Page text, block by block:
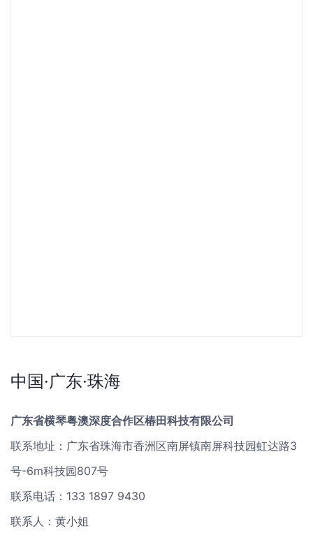
中国·广东·珠海
广东省横琴粤澳深度合作区椿田科技有限公司
联系地址：广东省珠海市香洲区南屏镇南屏科技园虹达路3
号-6m科技园807号
联系电话：133 1897 9430
联系人：黄小姐